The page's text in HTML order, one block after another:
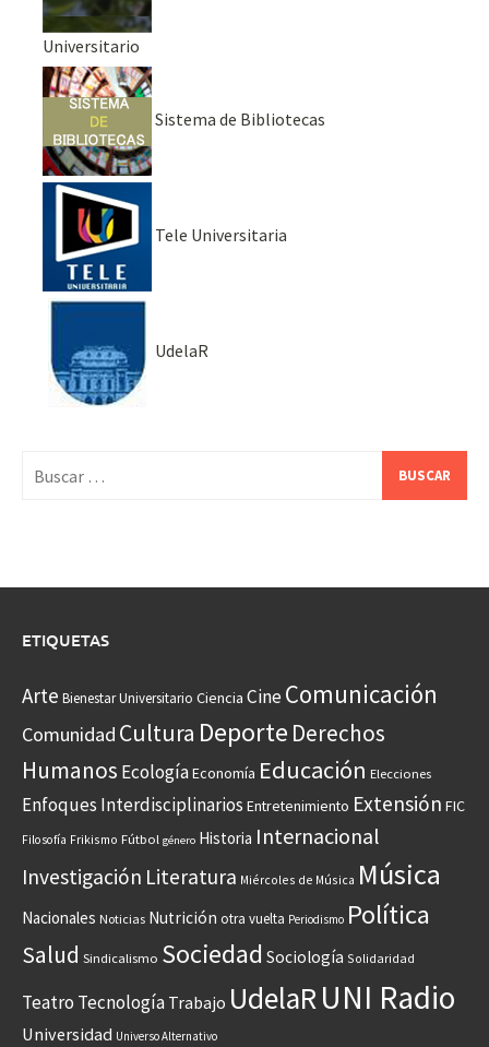
Universitario
Sistema de Bibliotecas
Tele Universitaria
UdelaR
ETIQUETAS
Arte Bienestar Universitario Ciencia CineComunicación
Comunidad Cultura Deporte Derechos
Humanos EcologíaEconomía Educación Elecciones
Enfoques Interdisciplinarios Entretenimiento Extensión FIC
Filosofía Frikismo Fútbol género Historia Internacional
Investigación Literatura Miércoles de Música Música
Nacionales Noticias Nutrición otra vuelta Periodismo Política
Salud Sindicalismo Sociedad Sociología Solidaridad
Teatro Tecnología Trabajo UdelaRUNI Radio
Universidad Universo Alternativo